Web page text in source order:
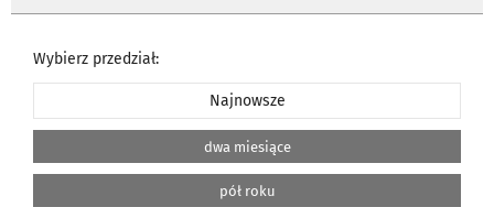
Wybierz przedział:
Najnowsze
dwa miesiące
pół roku